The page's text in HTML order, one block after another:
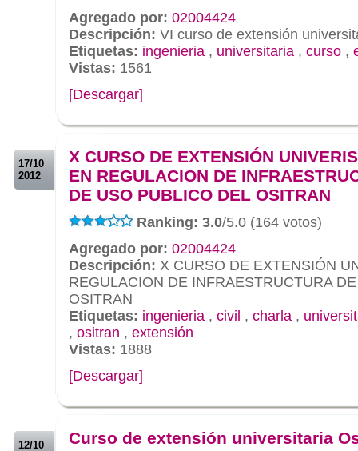
Agregado por: 02004424
Descripción: VI curso de extensión
Etiquetas: ingenieria , universitaria , curso ,
Vistas: 1561
[Descargar]
17/10
2012
X CURSO DE EXTENSIÓN
EN REGULACION DE
DE USO PUBLICO DEL OSITRAN
Ranking: 3.0/5.0 (164 votos)
Agregado por: 02004424
Descripción: X CURSO DE EXTENSIÓN
REGULACION DE INFRAESTRUCTURA
OSITRAN
Etiquetas: ingenieria , civil , charla ,
, ositran , extensión
Vistas: 1888
[Descargar]
12/10
Curso de extensión universitaria